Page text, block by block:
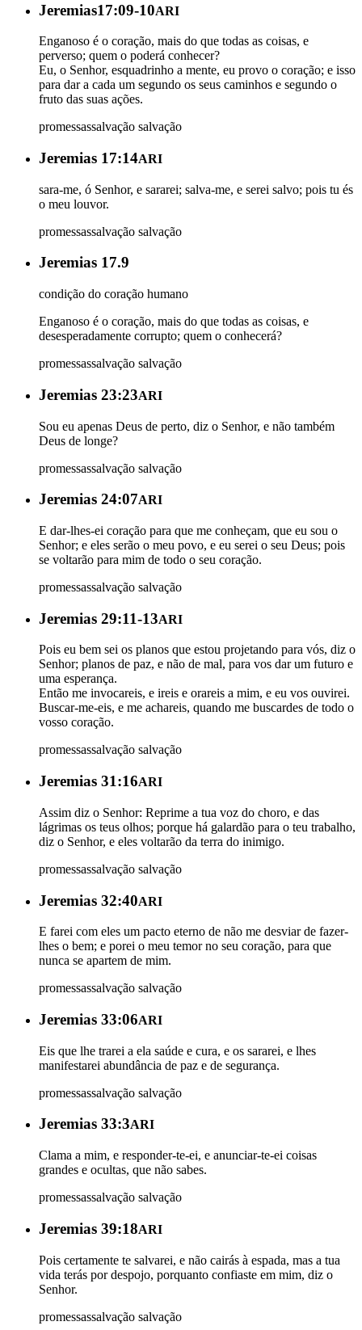
Jeremias17:09-10ARI
Enganoso é o coração, mais do que todas as coisas, e
perverso; quem o poderá conhecer?
Eu, o Senhor, esquadrinho a mente, eu provo o coração; e isso
para dar a cada um segundo os seus caminhos e segundo o
fruto das suas ações.
promessassalvação salvação
Jeremias 17:14ARI
sara-me, ó Senhor, e sararei; salva-me, e serei salvo; pois tu és
o meu louvor.
promessassalvação salvação
Jeremias 17.9
condição do coração humano
Enganoso é o coração, mais do que todas as coisas, e
desesperadamente corrupto; quem o conhecerá?
promessassalvação salvação
Jeremias 23:23ARI
Sou eu apenas Deus de perto, diz o Senhor, e não também
Deus de longe?
promessassalvação salvação
Jeremias 24:07ARI
E dar-lhes-ei coração para que me conheçam, que eu sou o
Senhor; e eles serão o meu povo, e eu serei o seu Deus; pois
se voltarão para mim de todo o seu coração.
promessassalvação salvação
Jeremias 29:11-13ARI
Pois eu bem sei os planos que estou projetando para vós, diz o
Senhor; planos de paz, e não de mal, para vos dar um futuro e
uma esperança.
Então me invocareis, e ireis e orareis a mim, e eu vos ouvirei.
Buscar-me-eis, e me achareis, quando me buscardes de todo o
vosso coração.
promessassalvação salvação
Jeremias 31:16ARI
Assim diz o Senhor: Reprime a tua voz do choro, e das
lágrimas os teus olhos; porque há galardão para o teu trabalho,
diz o Senhor, e eles voltarão da terra do inimigo.
promessassalvação salvação
Jeremias 32:40ARI
E farei com eles um pacto eterno de não me desviar de fazer-
lhes o bem; e porei o meu temor no seu coração, para que
nunca se apartem de mim.
promessassalvação salvação
Jeremias 33:06ARI
Eis que lhe trarei a ela saúde e cura, e os sararei, e lhes
manifestarei abundância de paz e de segurança.
promessassalvação salvação
Jeremias 33:3ARI
Clama a mim, e responder-te-ei, e anunciar-te-ei coisas
grandes e ocultas, que não sabes.
promessassalvação salvação
Jeremias 39:18ARI
Pois certamente te salvarei, e não cairás à espada, mas a tua
vida terás por despojo, porquanto confiaste em mim, diz o
Senhor.
promessassalvação salvação